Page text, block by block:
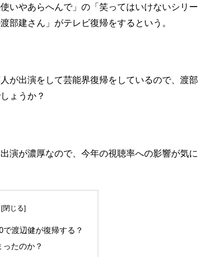
いやあらへんで」の「笑ってはいけないシリー
部建さん」がテレビ復帰をするという。
が出演をして芸能界復帰をしているので、渡部
ょうか？
演が濃厚なので、今年の視聴率への影響が気に
渡辺健が復帰する？
たのか？